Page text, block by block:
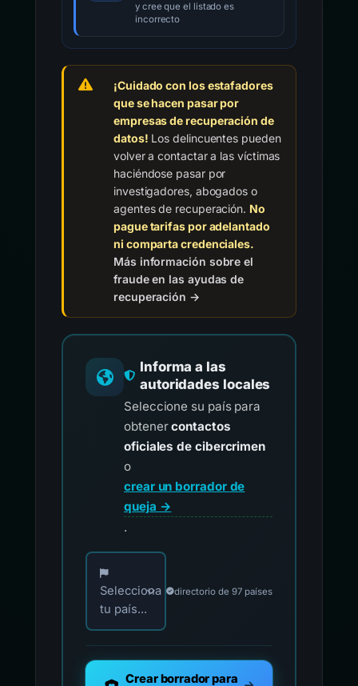
y cree que el listado es
incorrecto
¡Cuidado con los estafadores
que se hacen pasar por
empresas de recuperación de
datos! Los delincuentes pueden
volver a contactar a las víctimas
haciéndose pasar por
investigadores, abogados o
agentes de recuperación. No
pague tarifas por adelantado
ni comparta credenciales.
Más información sobre el
fraude en las ayudas de
recuperación →
Informa a las
autoridades locales
Seleccione su país para
obtenercontactos
oficiales de cibercrimen
o
crear un borrador de
queja →
.
Elija su país para los contactos oficiales de
Selecciona
tu país...
directorio de 97 países
Crear borrador para